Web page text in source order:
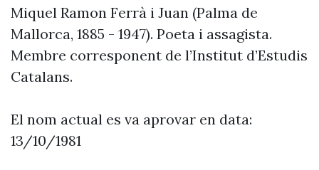
Miquel Ramon Ferrà i Juan (Palma de
Mallorca, 1885 - 1947). Poeta i assagista.
Membre corresponent de l’Institut d’Estudis
Catalans.
El nom actual es va aprovar en data:
13/10/1981